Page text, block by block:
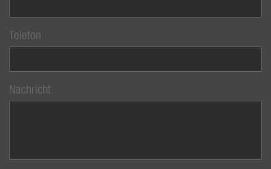
Telefon
Nachricht